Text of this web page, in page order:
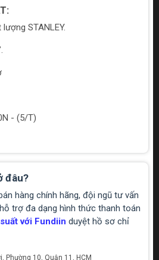
STANLEY.
- (5/T)
đâu?
hàng chính hãng, đội ngũ tư vấn
trợ đa dạng hình thức thanh toán
với Fundiin duyệt hồ sơ chỉ
Phường 10, Quận 11, HCM